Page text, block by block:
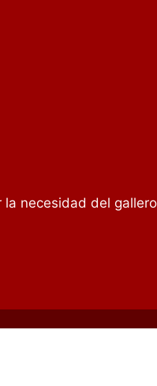
necesidad del